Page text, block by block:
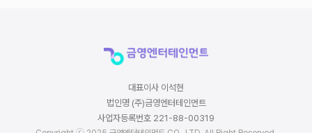
대표이사 이석현
법인명 (주)금영엔터테인먼트
사업자등록번호 221-88-00319